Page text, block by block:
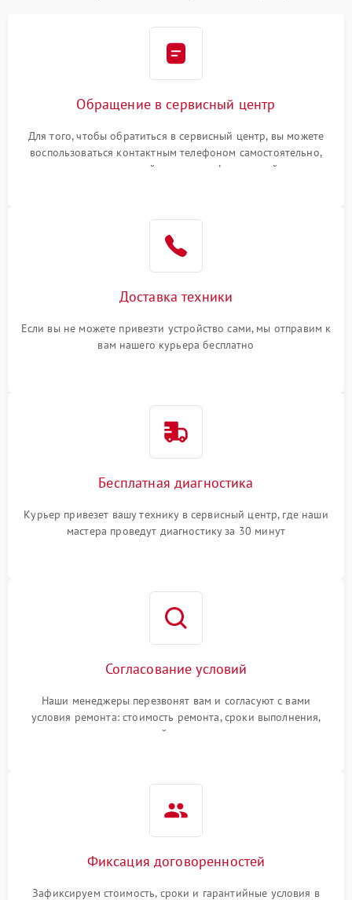
Обращение в сервисный центр
Для того, чтобы обратиться в сервисный центр, вы можете
воспользоваться контактным телефоном самостоятельно,
или оставить свой номер телефона на сайте
Доставка техники
Если вы не можете привезти устройство сами, мы отправим к
вам нашего курьера бесплатно
Бесплатная диагностика
Курьер привезет вашу технику в сервисный центр, где наши
мастера проведут диагностику за 30 минут
Согласование условий
Наши менеджеры перезвонят вам и согласуют с вами
условия ремонта: стоимость ремонта, сроки выполнения,
гарантийные условия
Фиксация договоренностей
Зафиксируем стоимость, сроки и гарантийные условия в